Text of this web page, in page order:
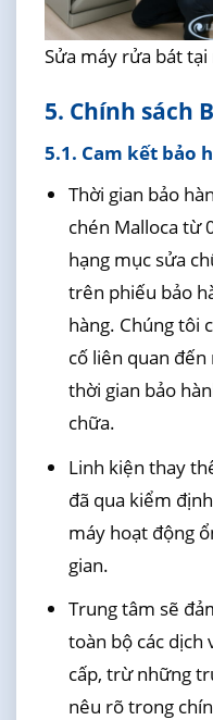
Sửa máy rửa bát tại
5. Chính sách
5.1. Cam kết bảo
Thời gian bảo
chén Malloca từ
hạng mục sửa
trên phiếu bảo
hàng. Chúng tôi
cố liên quan
thời gian bảo
chữa.
Linh kiện thay
đã qua kiểm
máy hoạt động
gian.
Trung tâm sẽ
toàn bộ các dịch
cấp, trừ những
nêu rõ trong